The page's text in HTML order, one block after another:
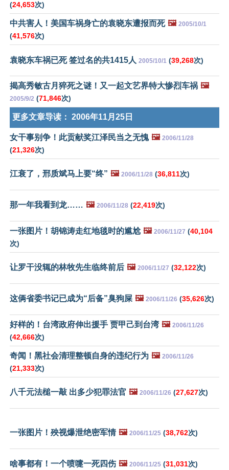
(24,653次)
中共害人！美国车祸身亡的袁晓东遭报而死 🖼️ 2005/10/1
(41,576次)
袁晓东车祸已死 签过名的共1415人 2005/10/1 (39,268次)
揭高秀敏古月猝死之谜！又一起文艺界特大惨烈车祸 🖼️
2005/9/2 (71,846次)
更多文章导读： 2006年11月25日
女干事别争！此贡献奖江泽民当之无愧 🖼️ 2006/11/28
(21,326次)
江衰了，邢质斌马上要“终” 🖼️ 2006/11/28 (36,811次)
那一年我看到龙…… 🖼️ 2006/11/28 (22,419次)
一张图片！胡锦涛走红地毯时的尴尬 🖼️ 2006/11/27 (40,104
次)
让罗干没辄的林牧先生临终前后 🖼️ 2006/11/27 (32,122次)
这俩省委书记已成为“后备”臭狗屎 🖼️ 2006/11/26 (35,626次)
好样的！台湾政府伸出援手 贾甲己到台湾 🖼️ 2006/11/26
(42,666次)
奇闻！黑社会清理整顿自身的违纪行为 🖼️ 2006/11/26
(21,333次)
八千元法槌一敲 出多少犯罪法官 🖼️ 2006/11/26 (27,627次)
一张图片！殃视爆泄绝密军情 🖼️ 2006/11/25 (38,762次)
啥事都有！一个喷嚏一死四伤 🖼️ 2006/11/25 (31,031次)